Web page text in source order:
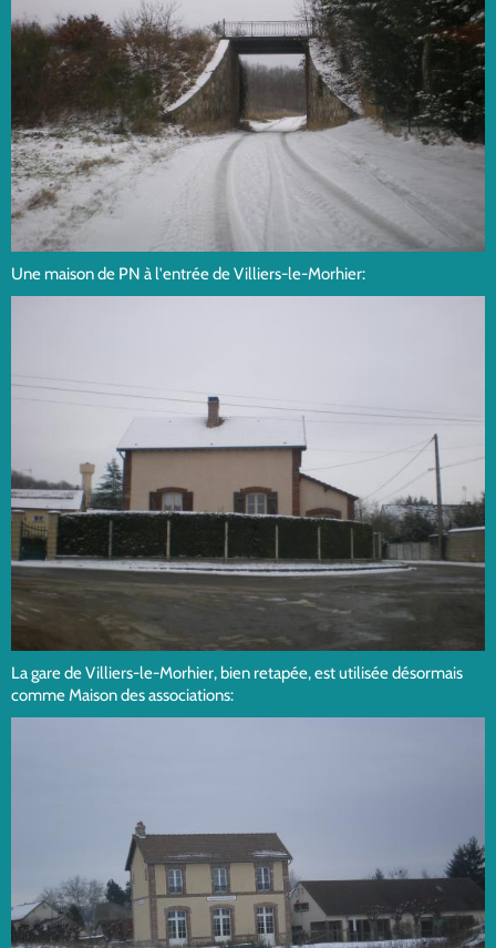
Une maison de PN à l'entrée de Villiers-le-Morhier:
La gare de Villiers-le-Morhier, bien retapée, est utilisée désormais
comme Maison des associations: